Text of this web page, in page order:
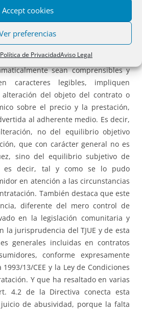
Accept cookies
preferencias
Política de PrivacidadAviso Legal
la jurisprudencia de esta Sala ha
control de transparencia, o control
En la sentencia analizada, la
declarado que el control de
que no pueden utilizarse cláusulas
sean comprensibles y
caracteres legibles, impliquen
del objeto del contrato o
sobre el precio y la prestación,
al adherente medio. Es decir,
no del equilibrio objetivo
que con carácter general no es
sino del equilibrio subjetivo de
es decir, tal y como se lo pudo
en atención a las circunstancias
También destaca que este
diferente del mero control de
en la legislación comunitaria y
la jurisprudencia del TJUE y de esta
generales incluidas en contratos
conforme expresamente
13/CEE y la Ley de Condiciones
Y que ha resaltado en varias
4.2 de la Directiva conecta esta
de abusividad, porque la falta